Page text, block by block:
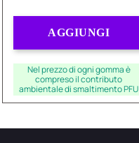
AGGIUNGI
Nel prezzo di ogni gomma è
compreso il contributo
ambientale di smaltimento PFU